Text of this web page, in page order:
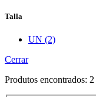
Talla
UN (2)
Cerrar
Produtos encontrados: 2